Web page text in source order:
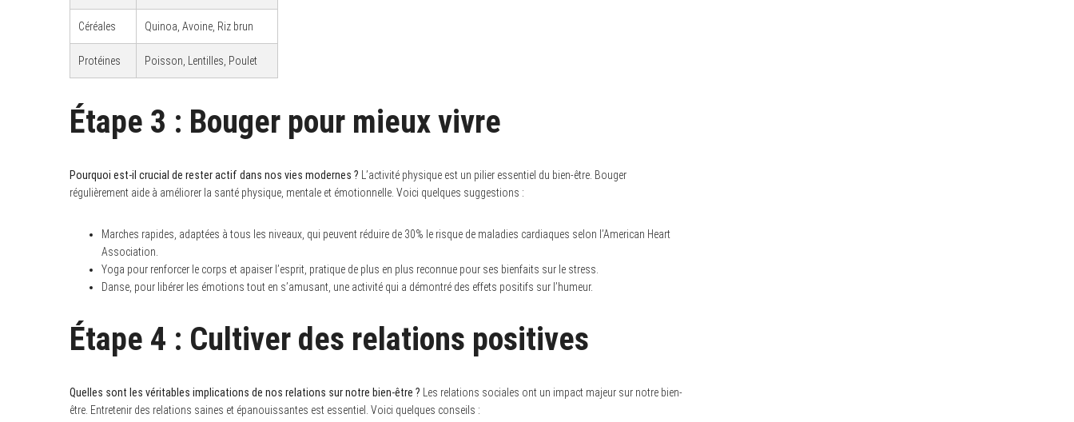
Céréales Quinoa, Avoine, Riz brun
Protéines Poisson, Lentilles, Poulet
Étape 3 : Bouger pour mieux vivre
Pourquoi est-il crucial de rester actif dans nos vies modernes ? L’activité physique est un pilier essentiel du bien-être. Bouger
régulièrement aide à améliorer la santé physique, mentale et émotionnelle. Voici quelques suggestions :
Marches rapides, adaptées à tous les niveaux, qui peuvent réduire de 30% le risque de maladies cardiaques selon l’American Heart
Association.
Yoga pour renforcer le corps et apaiser l’esprit, pratique de plus en plus reconnue pour ses bienfaits sur le stress.
Danse, pour libérer les émotions tout en s’amusant, une activité qui a démontré des effets positifs sur l’humeur.
Étape 4 : Cultiver des relations positives
Quelles sont les véritables implications de nos relations sur notre bien-être ? Les relations sociales ont un impact majeur sur notre bien-
être. Entretenir des relations saines et épanouissantes est essentiel. Voici quelques conseils :